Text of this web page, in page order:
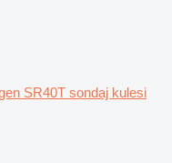
SR40T sondaj kulesi